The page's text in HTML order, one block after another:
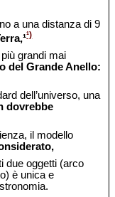
a una distanza di 9
¹)
grandi mai
del Grande Anello:
dell’universo, una
dovrebbe
il modello
due oggetti (arco
è unica e